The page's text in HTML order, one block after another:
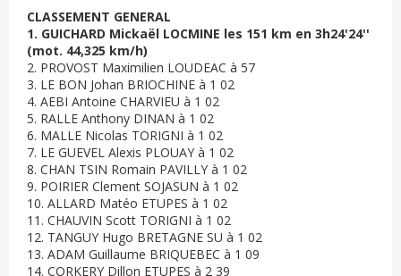
CLASSEMENT GENERAL
1. GUICHARD Mickaël LOCMINE les 151 km en 3h24'24''
(mot. 44,325 km/h)
2. PROVOST Maximilien LOUDEAC à 57
3. LE BON Johan BRIOCHINE à 1 02
4. AEBI Antoine CHARVIEU à 1 02
5. RALLE Anthony DINAN à 1 02
6. MALLE Nicolas TORIGNI à 1 02
7. LE GUEVEL Alexis PLOUAY à 1 02
8. CHAN TSIN Romain PAVILLY à 1 02
9. POIRIER Clement SOJASUN à 1 02
10. ALLARD Matéo ETUPES à 1 02
11. CHAUVIN Scott TORIGNI à 1 02
12. TANGUY Hugo BRETAGNE SU à 1 02
13. ADAM Guillaume BRIQUEBEC à 1 09
14. CORKERY Dillon ETUPES à 2 39